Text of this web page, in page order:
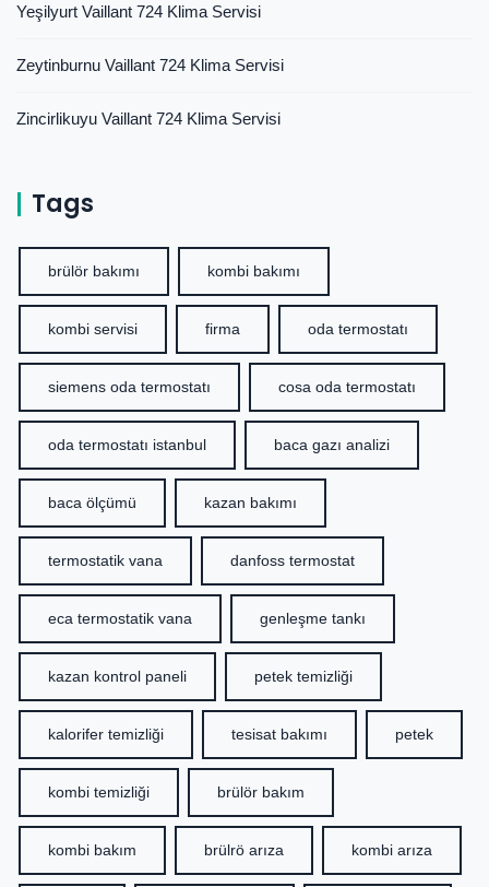
Yeşilyurt Vaillant 724 Klima Servisi
Zeytinburnu Vaillant 724 Klima Servisi
Zincirlikuyu Vaillant 724 Klima Servisi
Tags
brülör bakımı kombi bakımı
kombi servisi firma oda termostatı
siemens oda termostatı cosa oda termostatı
oda termostatı istanbul baca gazı analizi
baca ölçümü kazan bakımı
termostatik vana danfoss termostat
eca termostatik vana genleşme tankı
kazan kontrol paneli petek temizliği
kalorifer temizliği tesisat bakımı petek
kombi temizliği brülör bakım
kombi bakım brülrö arıza kombi arıza